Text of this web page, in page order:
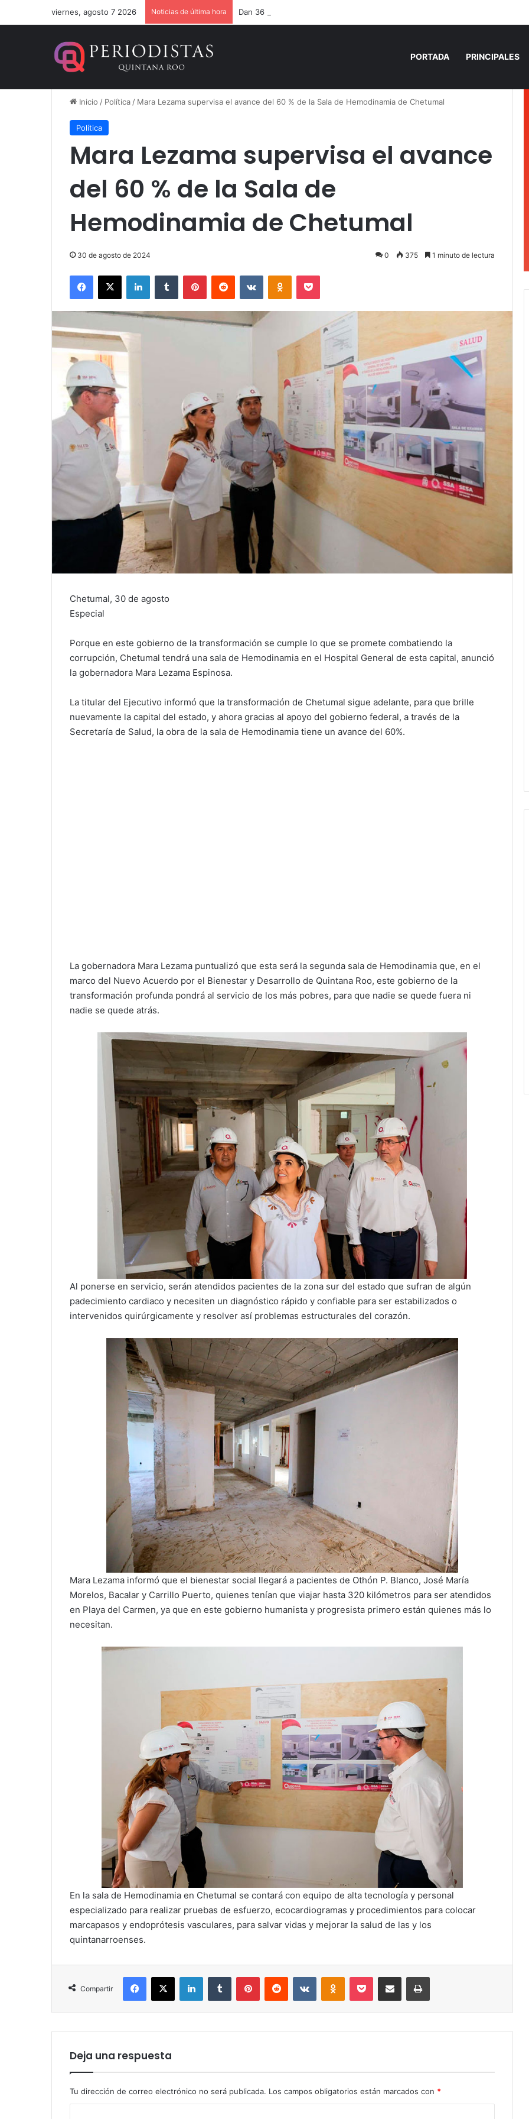
viernes, agosto 7 2026 Noticias de última hora Dan 36 años de prisión por homicidio de cubana en Cancún
PORTADA PRINCIPALES
Inicio / Política / Mara Lezama supervisa el avance del 60 % de la Sala de Hemodinamia de Chetumal
Política
Mara Lezama supervisa el avance
del 60 % de la Sala de
Hemodinamia de Chetumal
30 de agosto de 2024 0 375 1 minuto de lectura
Facebook
X LinkedInTumblr PinterestReddit VKontakteOdnoklassniki
Pocket
Chetumal, 30 de agosto
Especial
Porque en este gobierno de la transformación se cumple lo que se promete combatiendo la
corrupción, Chetumal tendrá una sala de Hemodinamia en el Hospital General de esta capital, anunció
la gobernadora Mara Lezama Espinosa.
La titular del Ejecutivo informó que la transformación de Chetumal sigue adelante, para que brille
nuevamente la capital del estado, y ahora gracias al apoyo del gobierno federal, a través de la
Secretaría de Salud, la obra de la sala de Hemodinamia tiene un avance del 60%.
La gobernadora Mara Lezama puntualizó que esta será la segunda sala de Hemodinamia que, en el
marco del Nuevo Acuerdo por el Bienestar y Desarrollo de Quintana Roo, este gobierno de la
transformación profunda pondrá al servicio de los más pobres, para que nadie se quede fuera ni
nadie se quede atrás.
Al ponerse en servicio, serán atendidos pacientes de la zona sur del estado que sufran de algún
padecimiento cardiaco y necesiten un diagnóstico rápido y confiable para ser estabilizados o
intervenidos quirúrgicamente y resolver así problemas estructurales del corazón.
Mara Lezama informó que el bienestar social llegará a pacientes de Othón P. Blanco, José María
Morelos, Bacalar y Carrillo Puerto, quienes tenían que viajar hasta 320 kilómetros para ser atendidos
en Playa del Carmen, ya que en este gobierno humanista y progresista primero están quienes más lo
necesitan.
En la sala de Hemodinamia en Chetumal se contará con equipo de alta tecnología y personal
especializado para realizar pruebas de esfuerzo, ecocardiogramas y procedimientos para colocar
marcapasos y endoprótesis vasculares, para salvar vidas y mejorar la salud de las y los
quintanarroenses.
Compartir
Facebook
X LinkedInTumblr PinterestReddit VKontakteOdnoklassniki
Pocket Compartir por correo electrónicoImprimir
Deja una respuesta
Tu dirección de correo electrónico no será publicada. Los campos obligatorios están marcados con *